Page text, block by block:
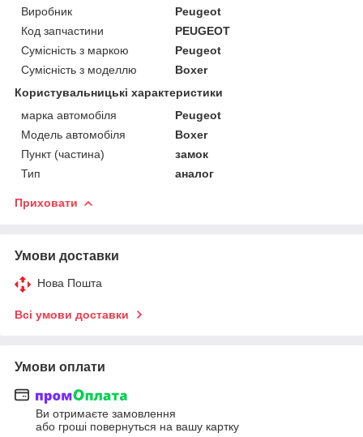
Виробник
Peugeot
Код запчастини
PEUGEOT
Сумісність з маркою
Peugeot
Сумісність з моделлю
Boxer
Користувальницькі характеристики
марка автомобіля
Peugeot
Модель автомобіля
Boxer
Пункт (частина)
замок
Тип
аналог
Приховати
Умови доставки
Нова Пошта
Всі умови доставки
Умови оплати
Ви отримаєте замовлення
або гроші повернуться на вашу картку